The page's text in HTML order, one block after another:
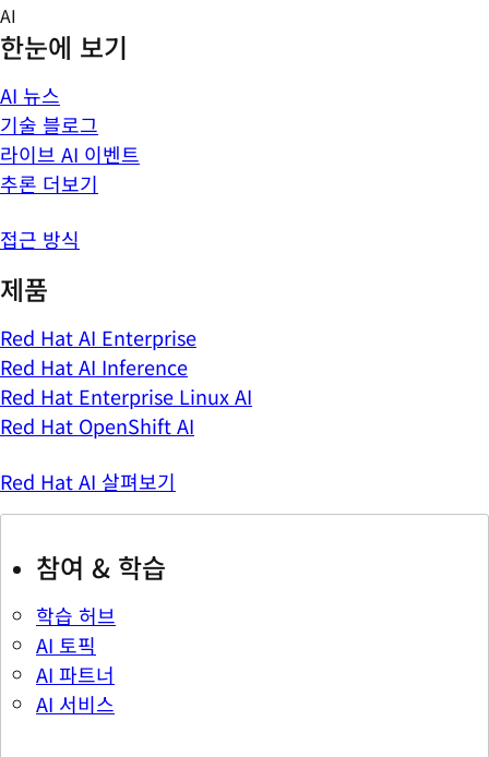
Skip
to
content
AI
한눈에 보기
AI 뉴스
기술 블로그
라이브 AI 이벤트
추론 더보기
접근 방식
제품
Red Hat AI Enterprise
Red Hat AI Inference
Red Hat Enterprise Linux AI
Red Hat OpenShift AI
Red Hat AI 살펴보기
참여 & 학습
학습 허브
AI 토픽
AI 파트너
AI 서비스